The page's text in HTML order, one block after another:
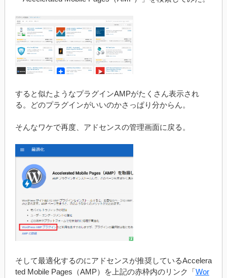
すると似たようなプラグインAMPがたくさん表示され
る。どのプラグインがいいのかさっぱり分からん。
そんなワケで再度、アドセンスの管理画面に戻る。
そして最適化するのにアドセンスが推奨しているAccelera
ted Mobile Pages（AMP）を上記の赤枠内のリンク「Wor